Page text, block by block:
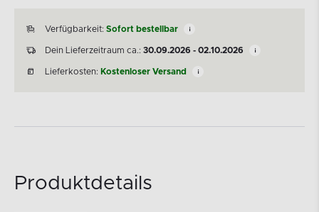
Verfügbarkeit: Sofort bestellbar
Dein Lieferzeitraum ca.: 30.09.2026 - 02.10.2026
Lieferkosten: Kostenloser Versand
Produktdetails